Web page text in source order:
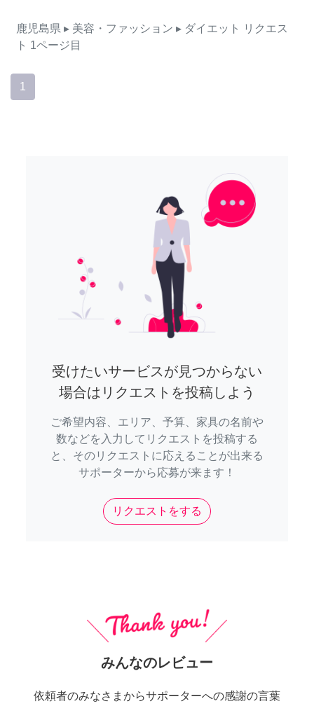
鹿児島県 ▸ 美容・ファッション ▸ ダイエット
リクエス
ト 1ページ目
1
受けたいサービスが見つからない
場合はリクエストを投稿しよう
ご希望内容、エリア、予算、家具の名前や
数などを入力してリクエストを投稿する
と、そのリクエストに応えることが出来る
サポーターから応募が来ます！
リクエストをする
みんなのレビュー
依頼者のみなさまからサポーターへの感謝の言葉